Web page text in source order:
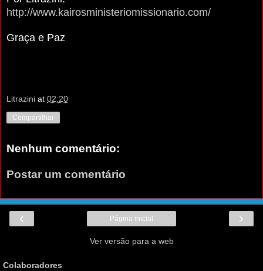
http://www.kairosministeriomissionario.com/
Graça e Paz
Litrazini at 02:20
Compartilhar
Nenhum comentário:
Postar um comentário
‹ ›
Página inicial
Ver versão para a web
Colaboradores